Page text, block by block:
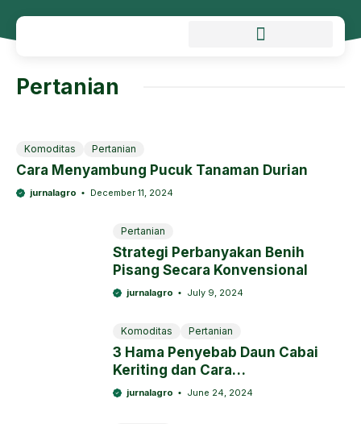
Pertanian
Komoditas Pertanian
Cara Menyambung Pucuk Tanaman Durian
jurnalagro December 11, 2024
Pertanian
Strategi Perbanyakan Benih
Pisang Secara Konvensional
jurnalagro July 9, 2024
Komoditas Pertanian
3 Hama Penyebab Daun Cabai
Keriting dan Cara
Mengendalikannya
jurnalagro June 24, 2024